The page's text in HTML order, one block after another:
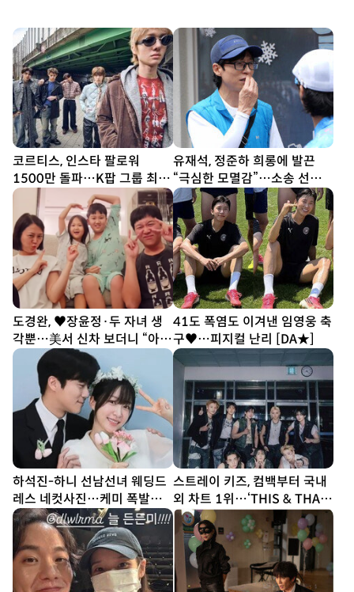
코르티스, 인스타 팔로워
1500만 돌파…K팝 그룹 최단
기간
유재석, 정준하 희롱에 발끈
“극심한 모멸감”…소송 선언
(놀뭐)
도경완, ♥장윤정·두 자녀 생
각뿐…美서 신차 보더니 “아빠
열심히 할게” [SD톡톡]
41도 폭염도 이겨낸 임영웅 축
구♥…피지컬 난리 [DA★]
하석진-하니 선남선녀 웨딩드
레스 네컷사진…케미 폭발
[DA★]
스트레이 키즈, 컴백부터 국내
외 차트 1위…‘THIS & THAT’
흥행 시동